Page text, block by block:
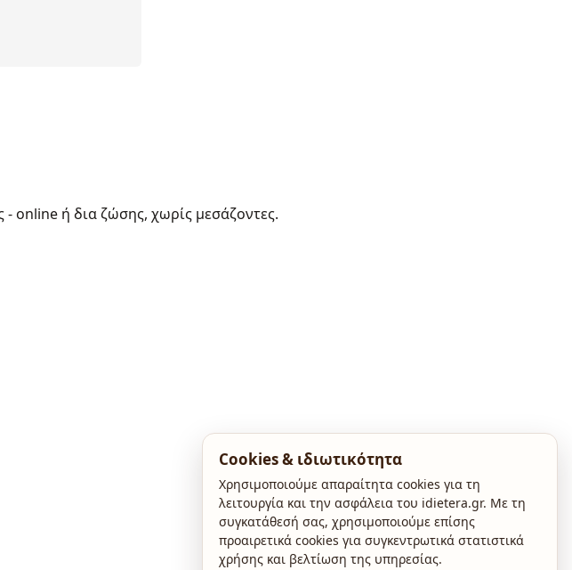
online ή δια ζώσης, χωρίς μεσάζοντες.
Cookies & ιδιωτικότητα
Χρησιμοποιούμε απαραίτητα cookies για τη
λειτουργία και την ασφάλεια του idietera.gr. Με τη
συγκατάθεσή σας, χρησιμοποιούμε επίσης
προαιρετικά cookies για συγκεντρωτικά στατιστικά
χρήσης και βελτίωση της υπηρεσίας.